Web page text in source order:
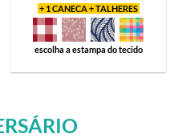
+ 1 CANECA + TALHERES
escolha a estampa do tecido